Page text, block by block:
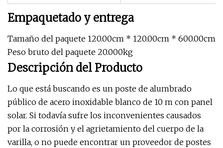
Empaquetado y entrega
Tamaño del paquete 120.00cm * 120.00cm * 600.00cm
Peso bruto del paquete 20.000kg
Descripción del Producto
Lo que está buscando es un poste de alumbrado
público de acero inoxidable blanco de 10 m con panel
solar. Si todavía sufre los inconvenientes causados ​​
por la corrosión y el agrietamiento del cuerpo de la
varilla, o no puede encontrar un proveedor de postes